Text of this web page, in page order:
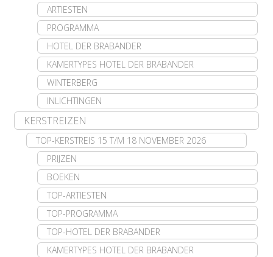
ARTIESTEN
PROGRAMMA
HOTEL DER BRABANDER
KAMERTYPES HOTEL DER BRABANDER
WINTERBERG
INLICHTINGEN
KERSTREIZEN
TOP-KERSTREIS 15 T/M 18 NOVEMBER 2026
PRIJZEN
BOEKEN
TOP-ARTIESTEN
TOP-PROGRAMMA
TOP-HOTEL DER BRABANDER
KAMERTYPES HOTEL DER BRABANDER